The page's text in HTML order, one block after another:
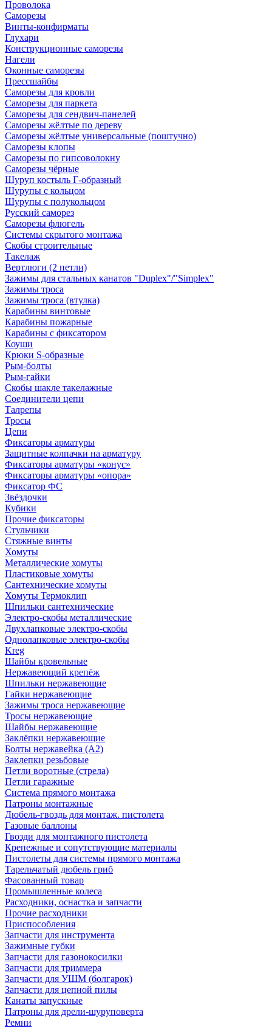
Проволока
Саморезы
Винты-конфирматы
Глухари
Конструкционные саморезы
Нагели
Оконные саморезы
Прессшайбы
Саморезы для кровли
Саморезы для паркета
Саморезы для сендвич-панелей
Саморезы жёлтые по дереву
Саморезы жёлтые универсальные (поштучно)
Саморезы клопы
Саморезы по гипсоволокну
Саморезы чёрные
Шуруп костыль Г-образный
Шурупы с кольцом
Шурупы с полукольцом
Русский саморез
Саморезы флюгель
Системы скрытого монтажа
Скобы строительные
Такелаж
Вертлюги (2 петли)
Зажимы для стальных канатов "Duplex"/"Simplex"
Зажимы троса
Зажимы троса (втулка)
Карабины винтовые
Карабины пожарные
Карабины с фиксатором
Коуши
Крюки S-образные
Рым-болты
Рым-гайки
Скобы шакле такелажные
Соединители цепи
Талрепы
Тросы
Цепи
Фиксаторы арматуры
Защитные колпачки на арматуру
Фиксаторы арматуры «конус»
Фиксаторы арматуры «опора»
Фиксатор ФС
Звёздочки
Кубики
Прочие фиксаторы
Стульчики
Стяжные винты
Хомуты
Металлические хомуты
Пластиковые хомуты
Сантехнические хомуты
Хомуты Термоклип
Шпильки сантехнические
Электро-скобы металлические
Двухлапковые электро-скобы
Однолапковые электро-скобы
Kreg
Шайбы кровельные
Нержавеющий крепёж
Шпильки нержавеющие
Гайки нержавеющие
Зажимы троса нержавеющие
Тросы нержавеющие
Шайбы нержавеющие
Заклёпки нержавеющие
Болты нержавейка (А2)
Заклепки резьбовые
Петли воротные (стрела)
Петли гаражные
Система прямого монтажа
Патроны монтажные
Дюбель-гвоздь для монтаж. пистолета
Газовые баллоны
Гвозди для монтажного пистолета
Крепежные и сопутствующие материалы
Пистолеты для системы прямого монтажа
Тарельчатый дюбель гриб
Фасованный товар
Промышленные колеса
Расходники, оснастка и запчасти
Прочие расходники
Приспособления
Запчасти для инструмента
Зажимные губки
Запчасти для газонокосилки
Запчасти для триммера
Запчасти для УШМ (болгарок)
Запчасти для цепной пилы
Канаты запускные
Патроны для дрели-шуруповерта
Ремни